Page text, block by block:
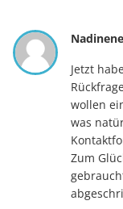
Nadinene
Jetzt
wollen
was
Zum